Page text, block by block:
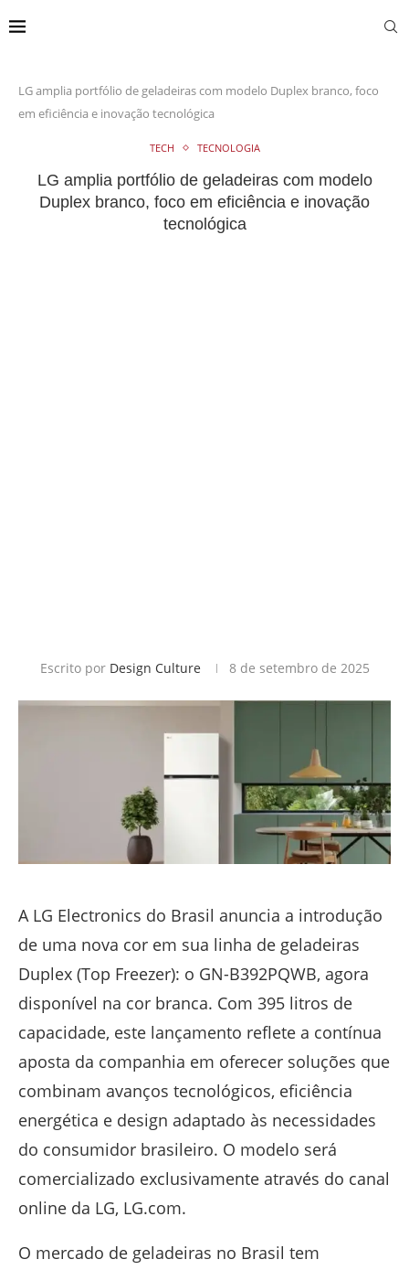
LG amplia portfólio de geladeiras com modelo Duplex branco, foco
em eficiência e inovação tecnológica
TECH TECNOLOGIA
LG amplia portfólio de geladeiras com modelo
Duplex branco, foco em eficiência e inovação
tecnológica
Escrito por Design Culture 8 de setembro de 2025
A LG Electronics do Brasil anuncia a introdução
de uma nova cor em sua linha de geladeiras
Duplex (Top Freezer): o GN-B392PQWB, agora
disponível na cor branca. Com 395 litros de
capacidade, este lançamento reflete a contínua
aposta da companhia em oferecer soluções que
combinam avanços tecnológicos, eficiência
energética e design adaptado às necessidades
do consumidor brasileiro. O modelo será
comercializado exclusivamente através do canal
online da LG, LG.com.
O mercado de geladeiras no Brasil tem